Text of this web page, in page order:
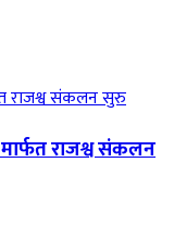
राजश्व संकलन